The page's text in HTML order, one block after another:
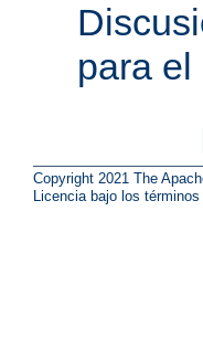
para
Copyright 2021 The
Licencia bajo los términos